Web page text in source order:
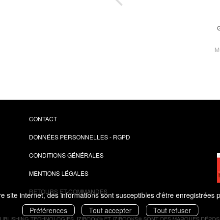
site internet, des informations sont susceptibles d'être enregistrées
Préférences
Tout accepter Tout refuser
CONTACT
DONNÉES PERSONNELLES - RGPD
CONDITIONS GÉNÉRALES
MENTIONS LÉGALES
RETOURS ET COMMANDES